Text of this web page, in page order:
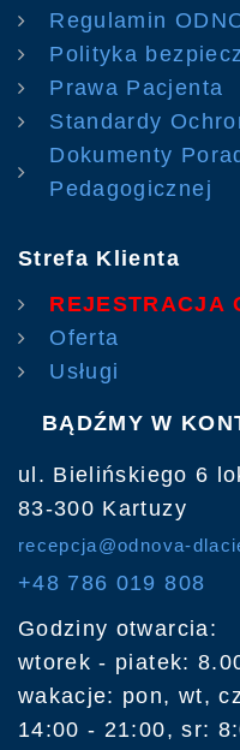
Regulamin
Polityka
Prawa Pacjenta
Standardy
Dokumenty
Pedagogicznej
Strefa Klienta
REJESTRACJA
Oferta
Usługi
BĄDŹMY W
ul. Bielińskiego 6
83-300 Kartuzy
recepcja@odnova-
+48 786 019 808
Godziny otwarcia:
wtorek - piatek:
wakacje: pon, wt,
14:00 - 21:00, sr: